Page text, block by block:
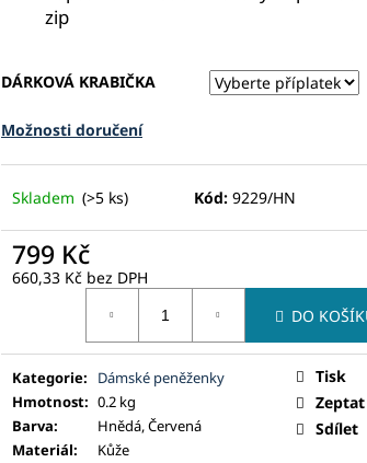
zip
DÁRKOVÁ KRABIČKA
Možnosti doručení
Skladem (>5 ks) Kód: 9229/HN
799 Kč
660,33 Kč bez DPH
DO
Kategorie:
Dámské peněženky
Hmotnost: 0.2 kg
Barva:
Hnědá, Červená
Materiál:
Kůže
Tisk
Zeptat
Sdílet